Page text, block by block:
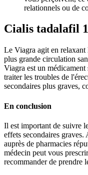
relationnels ou de
Cialis tadalafil
Le Viagra agit en relaxant
plus grande circulation
Viagra est un
traiter les troubles de
secondaires plus graves,
En conclusion
Il est important de suivre
effets secondaires
auprès de pharmacies
médecin peut vous
recommander de prendre